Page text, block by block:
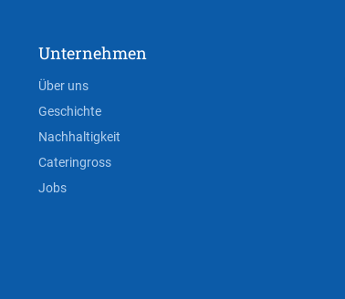
Unternehmen
Über uns
Geschichte
Nachhaltigkeit
Cateringross
Jobs